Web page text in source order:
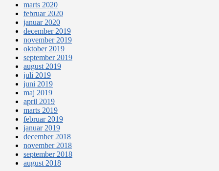
marts 2020
februar 2020
januar 2020
december 2019
november 2019
oktober 2019
september 2019
august 2019
juli 2019
juni 2019
maj 2019
april 2019
marts 2019
februar 2019
januar 2019
december 2018
november 2018
september 2018
august 2018